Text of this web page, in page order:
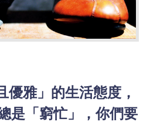
優雅」的生活態度，
是「窮忙」，你們要